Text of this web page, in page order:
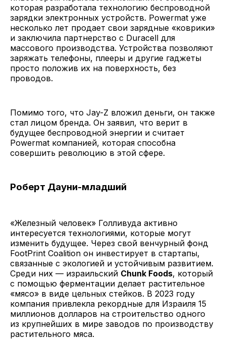
которая разработала технологию беспроводной
зарядки электронных устройств. Powermat уже
несколько лет продает свои зарядные «коврики»
и заключила партнерство с Duracell для
массового производства. Устройства позволяют
заряжать телефоны, плееры и другие гаджеты
просто положив их на поверхность, без
проводов.
Помимо того, что Jay-Z вложил деньги, он также
стал лицом бренда. Он заявил, что верит в
будущее беспроводной энергии и считает
Powermat компанией, которая способна
совершить революцию в этой сфере.
Роберт Дауни-младший
«Железный человек» Голливуда активно
интересуется технологиями, которые могут
изменить будущее. Через свой венчурный фонд
FootPrint Coalition он инвестирует в стартапы,
связанные с экологией и устойчивым развитием.
Среди них — израильский Chunk Foods, который
с помощью ферментации делает растительное
«мясо» в виде цельных стейков. В 2023 году
компания привлекла рекордные для Израиля 15
миллионов долларов на строительство одного
из крупнейших в мире заводов по производству
растительного мяса.